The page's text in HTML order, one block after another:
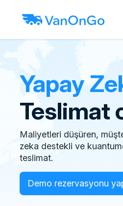
Yapay
Teslimat
Maliyetleri düşüren,
zeka destekli ve
teslimat.
Demo rezervasyonu